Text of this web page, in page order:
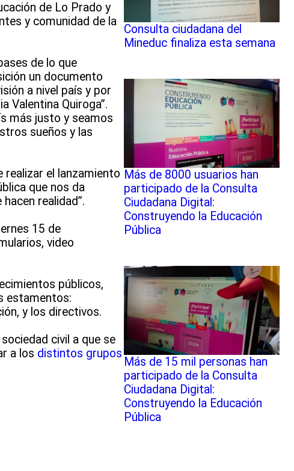
de Lo Prado y
y comunidad de la
de lo que
un documento
a nivel país y por
Valentina Quiroga”.
más justo y seamos
sueños y las
realizar el lanzamiento
que nos da
realidad”.
15 de
video
públicos,
estamentos:
y los directivos.
civil a que se
a los distintos grupos
Consulta ciudadana del
Mineduc finaliza esta semana
Más de 8000 usuarios han
participado de la Consulta
Ciudadana Digital:
Construyendo la Educación
Pública
Más de 15 mil personas han
participado de la Consulta
Ciudadana Digital:
Construyendo la Educación
Pública